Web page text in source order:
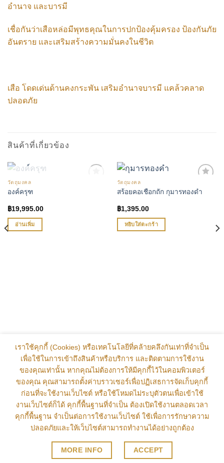
อำนาจ และบารมี
เชื่อกันว่าเสือหล่อมีพุทธคุณในการปกป้องคุ้มครอง ป้องกันภัย
อันตราย และเสริมสร้างความมั่นคงในชีวิต
เสือ โดดเด่นด้านคงกระพัน เสริมอำนาจบารมี แคล้วคลาด
ปลอดภัย
สินค้าที่เกี่ยวข้อง
วัตถุมงคล
องค์ครุฑ
฿19,995.00
อ่านเพิ่ม
เพิ่มรายการโปรด
วัตถุมงคล
สร้อยคอเชือกถัก กุมารทองดำ
฿1,395.00
หยิบใส่ตะกร้า
ส่งฟรีทั่วไทย การันตีพระแท้ 100%
Copyright 2023-2026 © , All Rights Reserved
เราใช้คุกกี้ (Cookies) หรือเทคโนโลยีที่คล้ายคลึงกันเท่าที่จำเป็น
เพื่อใช้ในการเข้าถึงสินค้าหรือบริการ และติดตามการใช้งาน
ของคุณเท่านั้น หากคุณไม่ต้องการให้มีคุกกี้ไว้ในคอมพิวเตอร์
ของคุณ คุณสามารถตั้งค่าบราวเซอร์เพื่อปฏิเสธการจัดเก็บคุกกี้
ก่อนที่จะใช้งานเว็บไซต์ หรือใช้โหมดไม่ระบุตัวตนเพื่อเข้าใช้
งานเว็บไซต์ก็ได้ คุกกี้พื้นฐานที่จำเป็น ต้องเปิดใช้งานตลอดเวลา
คุกกี้พื้นฐาน จำเป็นต่อการใช้งานเว็บไซต์ ใช้เพื่อการรักษาความ
ปลอดภัยและให้เว็บไซต์สามารถทำงานได้อย่างถูกต้อง
MORE INFO ACCEPT